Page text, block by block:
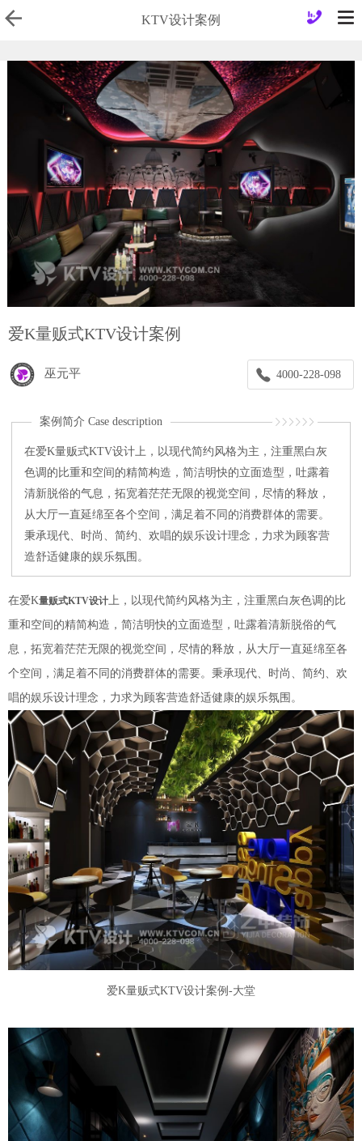
KTV设计案例
爱K量贩式KTV设计案例
4000-228-098
巫元平
案例简介 Case description
在爱K量贩式KTV设计上，以现代简约风格为主，注重黑白灰
色调的比重和空间的精简构造，简洁明快的立面造型，吐露着
清新脱俗的气息，拓宽着茫茫无限的视觉空间，尽情的释放，
从大厅一直延绵至各个空间，满足着不同的消费群体的需要。
秉承现代、时尚、简约、欢唱的娱乐设计理念，力求为顾客营
造舒适健康的娱乐氛围。
在爱K量贩式KTV设计 上，以现代简约风格为主，注重黑白灰色调的比
重和空间的精简构造，简洁明快的立面造型，吐露着清新脱俗的气
息，拓宽着茫茫无限的视觉空间，尽情的释放，从大厅一直延绵至各
个空间，满足着不同的消费群体的需要。秉承现代、时尚、简约、欢
唱的娱乐设计理念，力求为顾客营造舒适健康的娱乐氛围。
爱K量贩式KTV设计案例-大堂